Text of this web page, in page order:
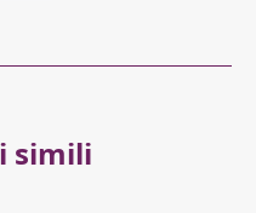
simili